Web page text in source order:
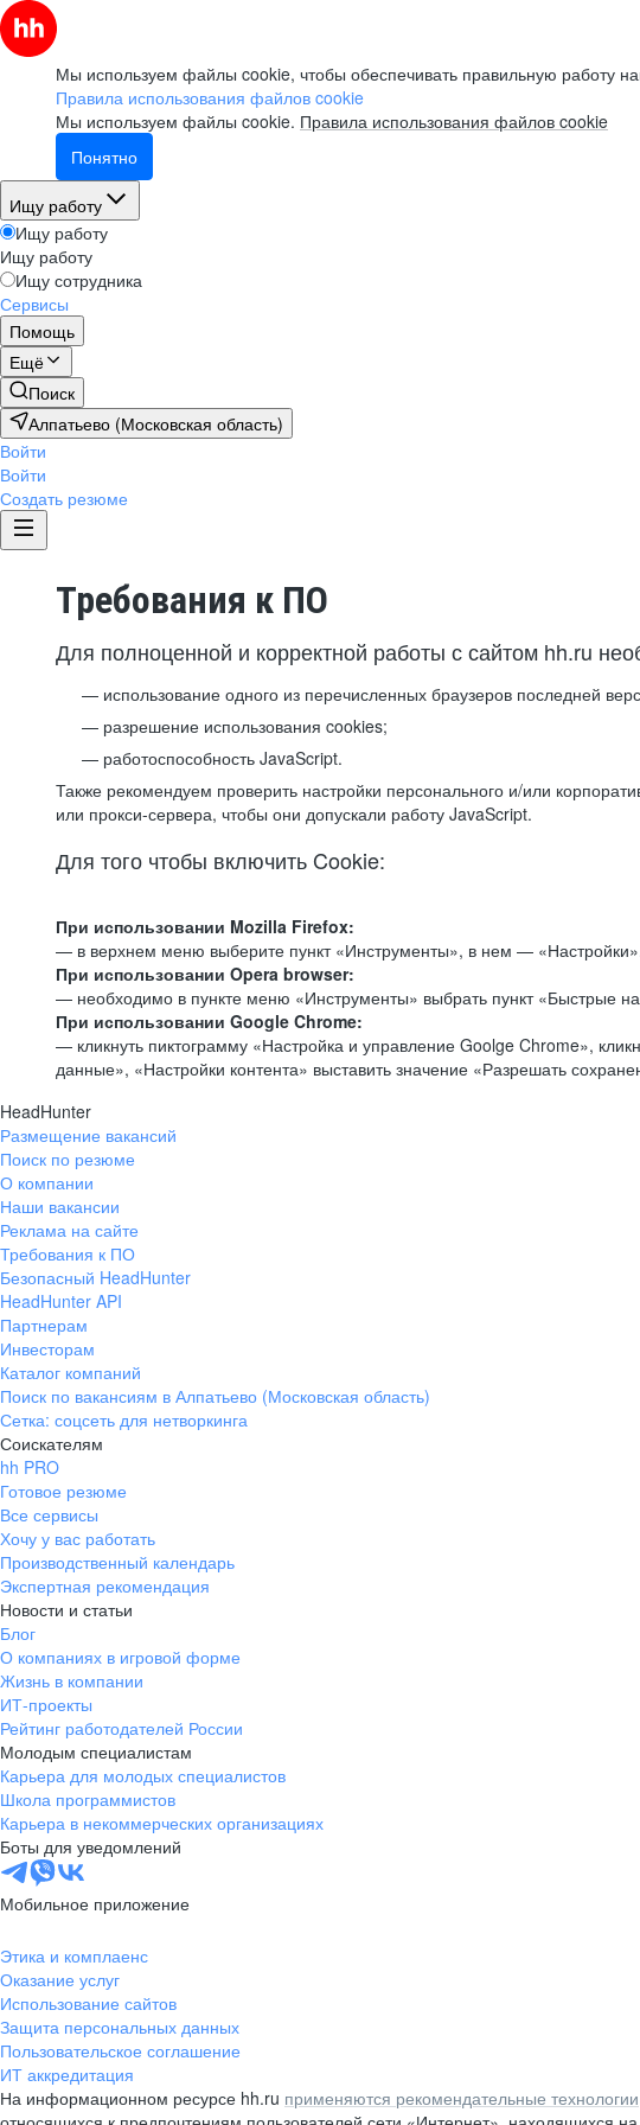
Мы используем файлы cookie, чтобы обеспечивать правильную работу
Правила использования файлов cookie
Мы используем файлы cookie. Правила использования файлов cookie
Понятно
Ищу работу
Ищу работу
Ищу работу
Ищу сотрудника
Сервисы
Помощь
Ещё
Поиск
Алпатьево (Московская область)
Войти
Войти
Создать резюме
Требования к ПО
Для полноценной и корректной работы с сайтом hh.ru
использование одного из перечисленных браузеров последней
разрешение использования cookies;
работоспособность JavaScript.
Также рекомендуем проверить настройки персонального и/или
или прокси-сервера, чтобы они допускали работу JavaScript.
Для того чтобы включить Cookie:
При использовании Mozilla Firefox:
— в верхнем меню выберите пункт «Инструменты», в нем —
При использовании Opera browser:
— необходимо в пункте меню «Инструменты» выбрать пункт «Быстрые
При использовании Google Chrome:
— кликнуть пиктограмму «Настройка и управление Goolge Chrome»,
данные», «Настройки контента» выставить значение «Разрешать
HeadHunter
Размещение вакансий
Поиск по резюме
О компании
Наши вакансии
Реклама на сайте
Требования к ПО
Безопасный HeadHunter
HeadHunter API
Партнерам
Инвесторам
Каталог компаний
Поиск по вакансиям в Алпатьево (Московская область)
Сетка: соцсеть для нетворкинга
Соискателям
hh PRO
Готовое резюме
Все сервисы
Хочу у вас работать
Производственный календарь
Экспертная рекомендация
Новости и статьи
Блог
О компаниях в игровой форме
Жизнь в компании
ИТ-проекты
Рейтинг работодателей России
Молодым специалистам
Карьера для молодых специалистов
Школа программистов
Карьера в некоммерческих организациях
Боты для уведомлений
Мобильное приложение
Этика и комплаенс
Оказание услуг
Использование сайтов
Защита персональных данных
Пользовательское соглашение
ИТ аккредитация
На информационном ресурсе hh.ru применяются рекомендательные технологии